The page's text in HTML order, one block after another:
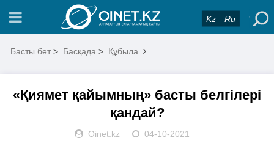
Kz Ru
Басты бет > Басқада > Құбыла
«Қиямет қайымның» басты белгілері
қандай?
Oinet.kz 04-10-2021